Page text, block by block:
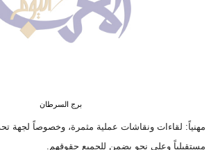
برج السرطان
مهنياً: لقاءات ونقاشات عملية مثمرة، وخصوصاً لجهة
مستقبلياً وعلى نحو يضمن للجميع حقوقهم.